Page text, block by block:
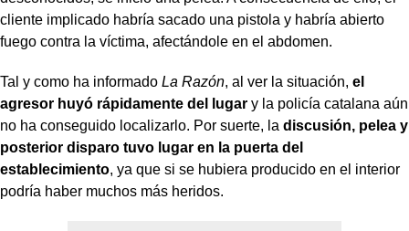
cliente implicado habría sacado una pistola y habría abierto
fuego contra la víctima, afectándole en el abdomen.
Tal y como ha informado La Razón, al ver la situación, el
agresor huyó rápidamente del lugar y la policía catalana aún
no ha conseguido localizarlo. Por suerte, la discusión, pelea y
posterior disparo tuvo lugar en la puerta del
establecimiento, ya que si se hubiera producido en el interior
podría haber muchos más heridos.